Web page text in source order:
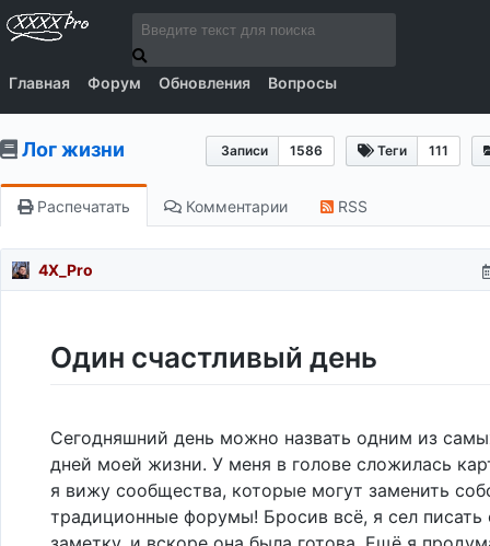
Главная Форум Обновления Вопросы
Записи 1586 Теги 111
Лог жизни
Распечатать Комментарии RSS
4X_Pro
Один счастливый день
Сегодняшний день можно назвать одним из
дней моей жизни. У меня в голове сложилась
я вижу сообщества, которые могут заменить
традиционные форумы! Бросив всё, я сел писать